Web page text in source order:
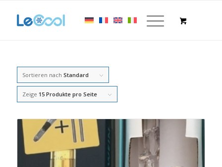
Sortieren nach Standard
Zeige 15 Produkte pro Seite